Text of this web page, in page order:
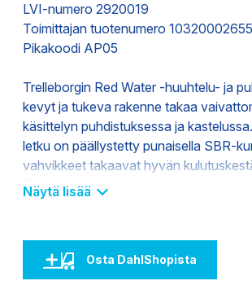
LVI-numero 2920019
Toimittajan tuotenumero 10320002655
Pikakoodi AP05
Trelleborgin Red Water -huuhtelu- ja
kevyt ja tukeva rakenne takaa
käsittelyn puhdistuksessa ja
letku on päällystetty punaisella SBR-
vahvikkeet takaavat hyvän
Työpaine 10 bar.
Sisäkumi: musta sileä SBR
Pintakumi: punainen SBR, sileä
Näytä lisää
Osta DahlShopista